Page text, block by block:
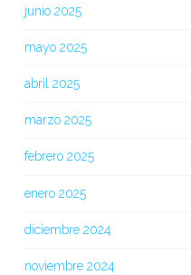
junio 2025
mayo 2025
abril 2025
marzo 2025
febrero 2025
enero 2025
diciembre 2024
noviembre 2024